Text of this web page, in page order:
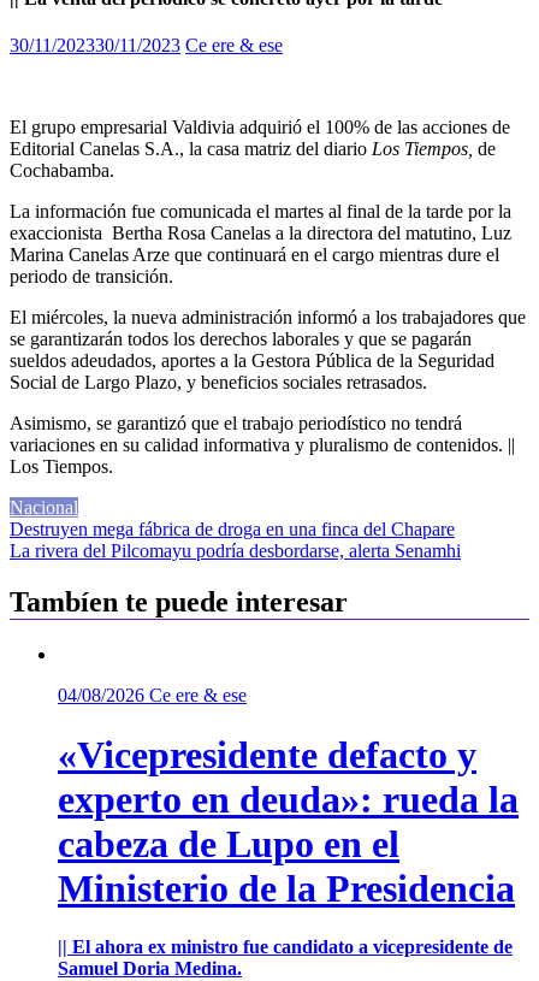
30/11/202330/11/2023 Ce ere & ese
El grupo empresarial Valdivia adquirió el 100% de las acciones de
Editorial Canelas S.A., la casa matriz del diario Los Tiempos, de
Cochabamba.
La información fue comunicada el martes al final de la tarde por la
exaccionista Bertha Rosa Canelas a la directora del matutino, Luz
Marina Canelas Arze que continuará en el cargo mientras dure el
periodo de transición.
El miércoles, la nueva administración informó a los trabajadores que
se garantizarán todos los derechos laborales y que se pagarán
sueldos adeudados, aportes a la Gestora Pública de la Seguridad
Social de Largo Plazo, y beneficios sociales retrasados.
Asimismo, se garantizó que el trabajo periodístico no tendrá
variaciones en su calidad informativa y pluralismo de contenidos. ||
Los Tiempos.
Nacional
Navegación
de
entradas
Destruyen mega fábrica de droga en una finca del Chapare
La rivera del Pilcomayu podría desbordarse, alerta Senamhi
Tambíen te puede interesar
04/08/2026 Ce ere & ese
«Vicepresidente defacto y
experto en deuda»: rueda la
cabeza de Lupo en el
Ministerio de la Presidencia
|| El ahora ex ministro fue candidato a vicepresidente de
Samuel Doria Medina.